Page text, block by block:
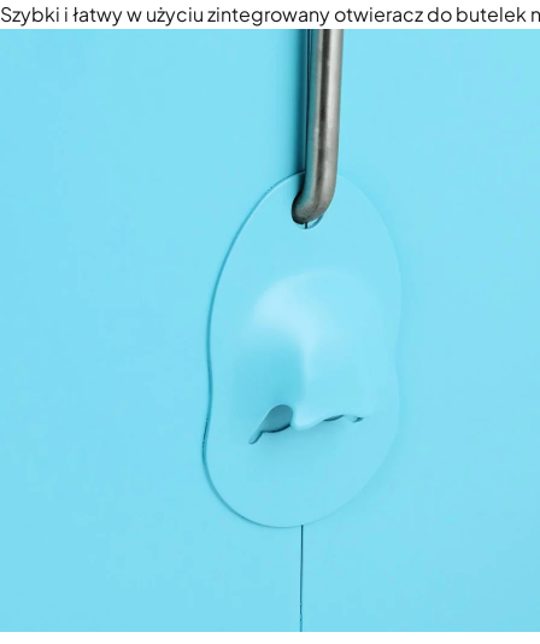
Szybki i łatwy w użyciu zintegrowany otwieracz do butelek